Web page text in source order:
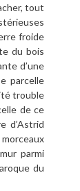
tout
froide
du bois
d’une
parcelle
trouble
de ce
d’Astrid
parmi
du